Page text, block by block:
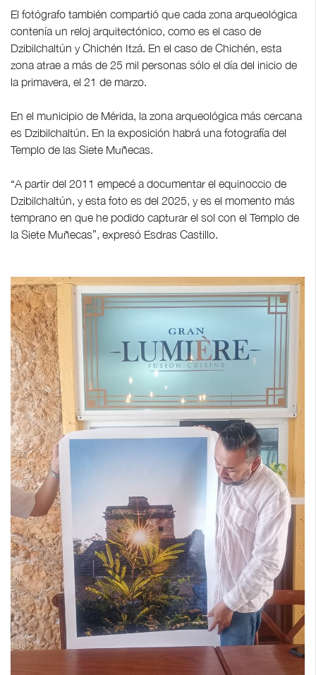
El fotógrafo también compartió que cada zona arqueológica
contenía un reloj arquitectónico, como es el caso de
Dzibilchaltún y Chichén Itzá. En el caso de Chichén, esta
zona atrae a más de 25 mil personas sólo el día del inicio de
la primavera, el 21 de marzo.
En el municipio de Mérida, la zona arqueológica más cercana
es Dzibilchaltún. En la exposición habrá una fotografía del
Templo de las Siete Muñecas.
“A partir del 2011 empecé a documentar el equinoccio de
Dzibilchaltún, y esta foto es del 2025, y es el momento más
temprano en que he podido capturar el sol con el Templo de
la Siete Muñecas”, expresó Esdras Castillo.